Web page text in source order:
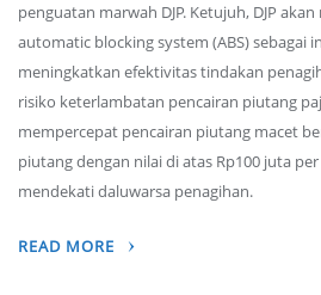
penguatan marwah DJP. Ketujuh, DJP
automatic blocking system (ABS) sebagai
meningkatkan efektivitas tindakan
risiko keterlambatan pencairan piutang
mempercepat pencairan piutang macet
piutang dengan nilai di atas Rp100 juta
mendekati daluwarsa penagihan.
READ MORE